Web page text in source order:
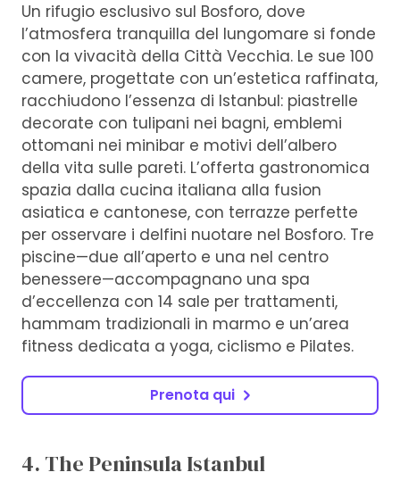
Un rifugio esclusivo sul Bosforo, dove
l’atmosfera tranquilla del lungomare si fonde
con la vivacità della Città Vecchia. Le sue 100
camere, progettate con un’estetica raffinata,
racchiudono l’essenza di Istanbul: piastrelle
decorate con tulipani nei bagni, emblemi
ottomani nei minibar e motivi dell’albero
della vita sulle pareti. L’offerta gastronomica
spazia dalla cucina italiana alla fusion
asiatica e cantonese, con terrazze perfette
per osservare i delfini nuotare nel Bosforo. Tre
piscine—due all’aperto e una nel centro
benessere—accompagnano una spa
d’eccellenza con 14 sale per trattamenti,
hammam tradizionali in marmo e un’area
fitness dedicata a yoga, ciclismo e Pilates.
Prenota qui
4. The Peninsula Istanbul